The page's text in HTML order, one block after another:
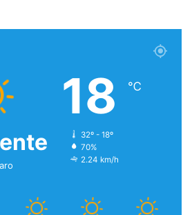
18 ℃
32º - 18º
70%
2.24 km/h